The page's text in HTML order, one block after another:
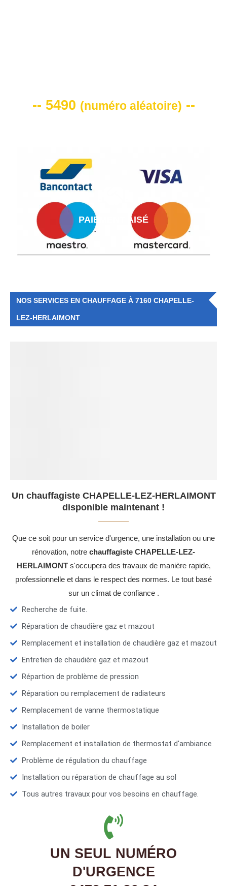
-- 5490 (numéro aléatoire) --
PAIEMENT AISÉ
NOS SERVICES EN CHAUFFAGE À 7160 CHAPELLE-
LEZ-HERLAIMONT
Un chauffagiste CHAPELLE-LEZ-HERLAIMONT
disponible maintenant !
Que ce soit pour un service d'urgence, une installation ou une
rénovation, notre chauffagiste CHAPELLE-LEZ-
HERLAIMONTs'occupera des travaux de manière rapide,
professionnelle et dans le respect des normes. Le tout basé
sur un climat de confiance .
Recherche de fuite.
Réparation de chaudière gaz et mazout
Remplacement et installation de chaudière gaz et mazout
Entretien de chaudière gaz et mazout
Répartion de problème de pression
Réparation ou remplacement de radiateurs
Remplacement de vanne thermostatique
Installation de boiler
Remplacement et installation de thermostat d'ambiance
Problème de régulation du chauffage
Installation ou réparation de chauffage au sol
Tous autres travaux pour vos besoins en chauffage.
UN SEUL NUMÉRO
D'URGENCE